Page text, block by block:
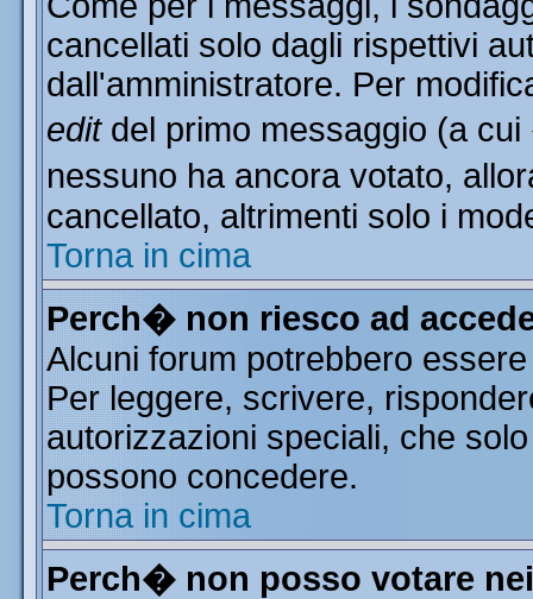
cancellati solo dagli rispettivi
dall'amministratore. Per
editdel primo messaggio (a
nessuno ha ancora votato,
cancellato, altrimenti solo i
Torna in cima
Perch� non riesco ad
Alcuni forum potrebbero
Per leggere, scrivere,
autorizzazioni speciali, che
possono concedere.
Torna in cima
Perch� non posso votare